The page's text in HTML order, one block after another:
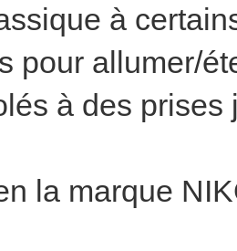
à
pour allumer/
à des
la marque